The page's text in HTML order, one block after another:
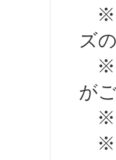
※コ
ズ
※ク
が
※一
※「